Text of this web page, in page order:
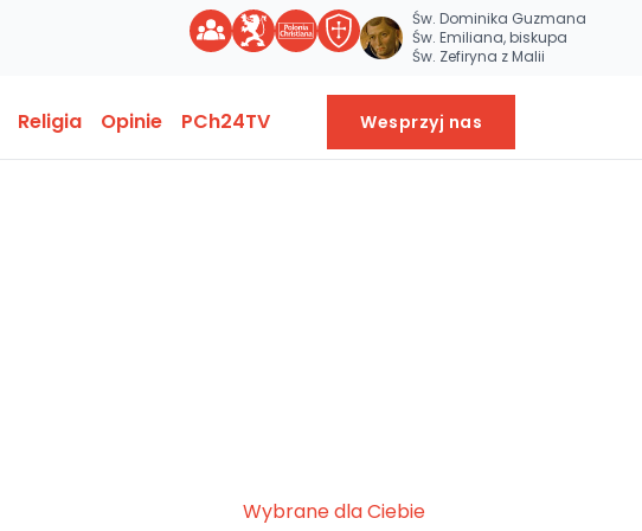
Św. Dominika Guzmana
Św. Emiliana, biskupa
Św. Zefiryna z Malii
Religia Opinie PCh24TV Wesprzyj nas
Wybrane dla Ciebie